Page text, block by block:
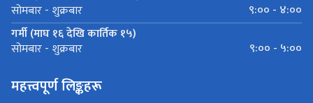
सोमबार - शुक्रबार
९:०० - ४:००
गर्मी (माघ १६ देखि कार्तिक १५)
सोमबार - शुक्रबार ९:०० - ५:००
महत्त्वपूर्ण लिङ्कहरू